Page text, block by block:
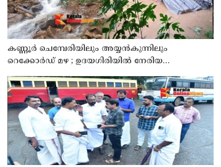
കണ്ണൂർ ചെമ്പേരിയിലും അയ്യൻകുന്നിലും
റെക്കോർഡ് മഴ ; ഉദയഗിരിയിൽ നേരിയ